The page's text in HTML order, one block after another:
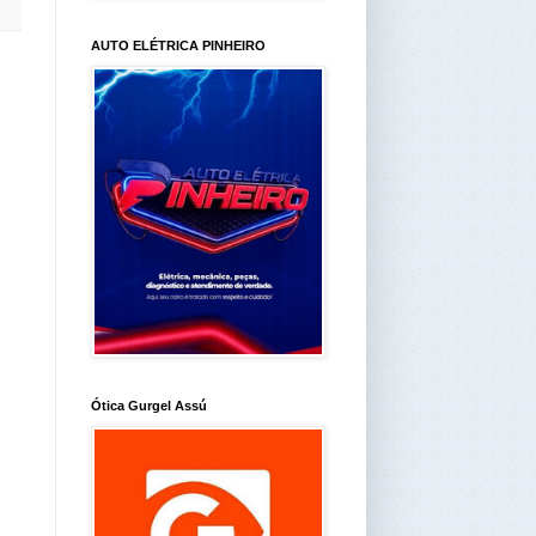
AUTO ELÉTRICA PINHEIRO
Ótica Gurgel Assú